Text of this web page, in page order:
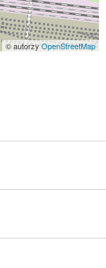
© autorzyOpenStreetMap